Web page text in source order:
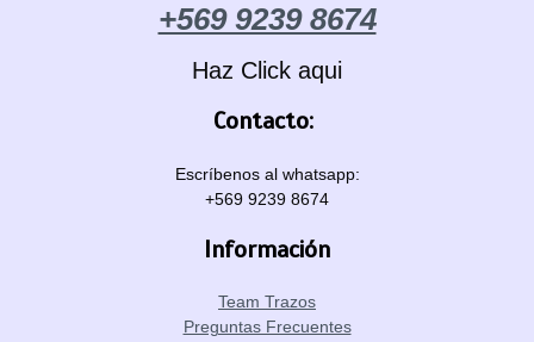
+569 9239 8674
Haz Click aqui
Contacto:
Escríbenos al whatsapp:
+569 9239 8674
Información
Team Trazos
Preguntas Frecuentes